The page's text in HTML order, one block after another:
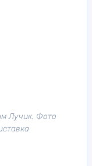
Лучик. Фото